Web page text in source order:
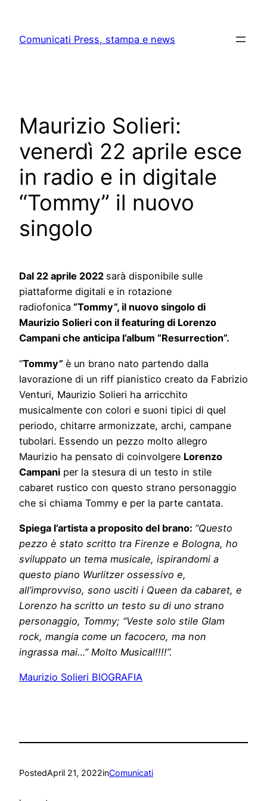
content
Comunicati Press, stampa e news
Maurizio Solieri:
venerdì 22 aprile esce
in radio e in digitale
“Tommy” il nuovo
singolo
Dal 22 aprile 2022 sarà disponibile sulle
piattaforme digitali e in rotazione
radiofonica “Tommy”, il nuovo singolo di
Maurizio Solieri con il featuring di Lorenzo
Campani che anticipa l’album “Resurrection”.
“Tommy” è un brano nato partendo dalla
lavorazione di un riff pianistico creato da Fabrizio
Venturi, Maurizio Solieri ha arricchito
musicalmente con colori e suoni tipici di quel
periodo, chitarre armonizzate, archi, campane
tubolari. Essendo un pezzo molto allegro
Maurizio ha pensato di coinvolgere Lorenzo
Campani per la stesura di un testo in stile
cabaret rustico con questo strano personaggio
che si chiama Tommy e per la parte cantata.
Spiega l’artista a proposito del brano: “Questo
pezzo è stato scritto tra Firenze e Bologna, ho
sviluppato un tema musicale, ispirandomi a
questo piano Wurlitzer ossessivo e,
all’improvviso, sono usciti i Queen da cabaret, e
Lorenzo ha scritto un testo su di uno strano
personaggio, Tommy; “Veste solo stile Glam
rock, mangia come un facocero, ma non
ingrassa mai…” Molto Musical!!!!”.
Maurizio Solieri BIOGRAFIA
PostedApril 21, 2022inComunicati